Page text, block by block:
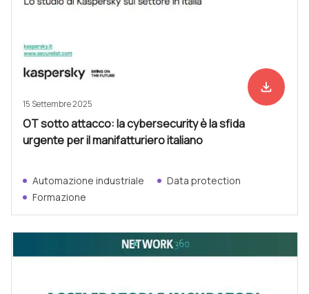
Scarica
file_download
15 Settembre 2025
OT sotto attacco: la cybersecurity è la sfida
urgente per il manifatturiero italiano
Automazione industriale
Data protection
Formazione